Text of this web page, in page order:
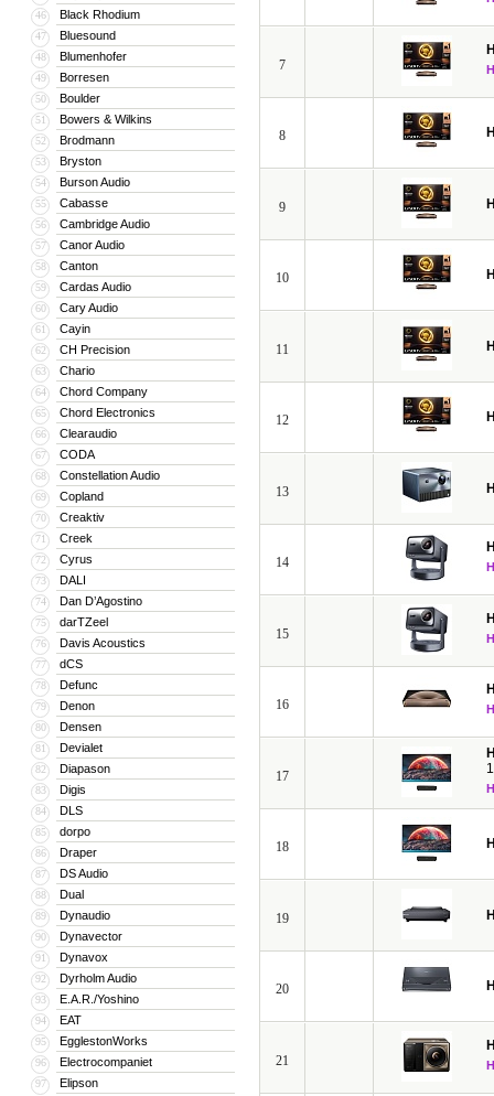
46 Black Rhodium
47 Bluesound
48 Blumenhofer
49 Borresen
50 Boulder
51 Bowers & Wilkins
52 Brodmann
53 Bryston
54 Burson Audio
55 Cabasse
56 Cambridge Audio
57 Canor Audio
58 Canton
59 Cardas Audio
60 Cary Audio
61 Cayin
62 CH Precision
63 Chario
64 Chord Company
65 Chord Electronics
66 Clearaudio
67 CODA
68 Constellation Audio
69 Copland
70 Creaktiv
71 Creek
72 Cyrus
73 DALI
74 Dan D’Agostino
75 darTZeel
76 Davis Acoustics
77 dCS
78 Defunc
79 Denon
80 Densen
81 Devialet
82 Diapason
83 Digis
84 DLS
85 dorpo
86 Draper
87 DS Audio
88 Dual
89 Dynaudio
90 Dynavector
91 Dynavox
92 Dyrholm Audio
93 E.A.R./Yoshino
94 EAT
95 EgglestonWorks
96 Electrocompaniet
97 Elipson
7
8
9
10
11
12
13
14
15
16
17
18
19
20
21